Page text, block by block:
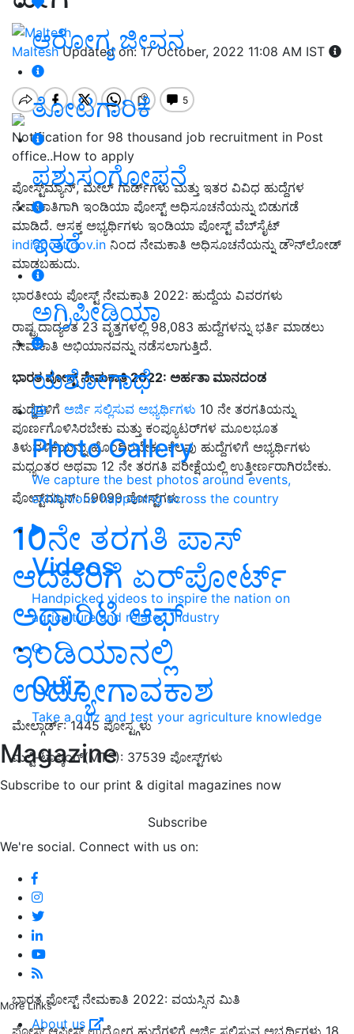
ಆರೋಗ್ಯ ಜೀವನ
ತೋಟಗಾರಿಕೆ
ಪಶುಸಂಗೋಪನೆ
ಇತರೆ
ಅಗ್ರಿಪೀಡಿಯಾ
ಯಶೋಗಾಥೆ
Photo Gallery
We capture the best photos around events,
exhibitions happening across the country
Videos
Handpicked videos to inspire the nation on
agriculture and related industry
Quiz
Take a quiz and test your agriculture knowledge
Magazine
Subscribe to our print & digital magazines now
Subscribe
We're social. Connect with us on:
More Links
About us
MalteshUpdated on: 17 October, 2022 11:08 AM IST
Notification for 98 thousand job recruitment in Post
office..How to apply
ಪೋಸ್ಟ್‌ಮ್ಯಾನ್, ಮೇಲ್ ಗಾರ್ಡ್‌ಗಳು ಮತ್ತು ಇತರ ವಿವಿಧ ಹುದ್ದೆಗಳ
ನೇಮಕಾತಿಗಾಗಿ ಇಂಡಿಯಾ ಪೋಸ್ಟ್ ಅಧಿಸೂಚನೆಯನ್ನು ಬಿಡುಗಡೆ
ಮಾಡಿದೆ. ಆಸಕ್ತ ಅಭ್ಯರ್ಥಿಗಳು ಇಂಡಿಯಾ ಪೋಸ್ಟ್ ವೆಬ್‌ಸೈಟ್
indiapost.gov.in ನಿಂದ ನೇಮಕಾತಿ ಅಧಿಸೂಚನೆಯನ್ನು ಡೌನ್‌ಲೋಡ್
ಮಾಡಬಹುದು.
ಭಾರತೀಯ ಪೋಸ್ಟ್ ನೇಮಕಾತಿ 2022: ಹುದ್ದೆಯ ವಿವರಗಳು
ರಾಷ್ಟ್ರದಾದ್ಯಂತ 23 ವೃತ್ತಗಳಲ್ಲಿ 98,083 ಹುದ್ದೆಗಳನ್ನು ಭರ್ತಿ ಮಾಡಲು
ನೇಮಕಾತಿ ಅಭಿಯಾನವನ್ನು ನಡೆಸಲಾಗುತ್ತಿದೆ.
ಭಾರತ ಪೋಸ್ಟ್ ನೇಮಕಾತಿ 2022: ಅರ್ಹತಾ ಮಾನದಂಡ
ಹುದ್ದೆಗಳಿಗೆ ಅರ್ಜಿ ಸಲ್ಲಿಸುವ ಅಭ್ಯರ್ಥಿಗಳು 10 ನೇ ತರಗತಿಯನ್ನು
ಪೂರ್ಣಗೊಳಿಸಿರಬೇಕು ಮತ್ತು ಕಂಪ್ಯೂಟರ್‌ಗಳ ಮೂಲಭೂತ
ತಿಳುವಳಿಕೆಯನ್ನು ಹೊಂದಿರಬೇಕು. ಕೆಲವು ಹುದ್ದೆಗಳಿಗೆ ಅಭ್ಯರ್ಥಿಗಳು
ಮಧ್ಯಂತರ ಅಥವಾ 12 ನೇ ತರಗತಿ ಪರೀಕ್ಷೆಯಲ್ಲಿ ಉತ್ತೀರ್ಣರಾಗಿರಬೇಕು.
ಪೋಸ್ಟ್‌ಮ್ಯಾನ್: 59099 ಪೋಸ್ಟ್‌ಗಳು
10ನೇ ತರಗತಿ ಪಾಸ್‌
ಆದವರಿಗೆ ಏರ್‌ಪೋರ್ಟ್
ಅಥಾರಿಟಿ ಆಫ್
ಇಂಡಿಯಾನಲ್ಲಿ
ಉದ್ಯೋಗಾವಕಾಶ
ಮೇಲ್ಗಾರ್ಡ್: 1445 ಪೋಸ್ಟ್ಗಳು
ಮಲ್ಟಿ-ಟಾಸ್ಕಿಂಗ್(MTS): 37539 ಪೋಸ್ಟ್‌ಗಳು
ಭಾರತ ಪೋಸ್ಟ್ ನೇಮಕಾತಿ 2022: ವಯಸ್ಸಿನ ಮಿತಿ